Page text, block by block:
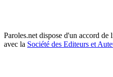
Paroles.net dispose d'un accord de
avec la Société des Editeurs et